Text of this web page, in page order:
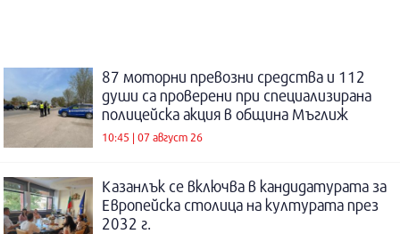
87 моторни превозни средства и 112
души са проверени при специализирана
полицейска акция в община Мъглиж
10:45 | 07 август 26
Казанлък се включва в кандидатурата за
Европейска столица на културата през
2032 г.